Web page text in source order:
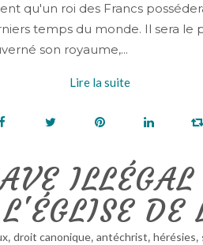
qu'un roi des Francs
temps du monde. Il sera le
son royaume,...
Lire la suite
DE
, droit canonique, antéchrist, hérésies,